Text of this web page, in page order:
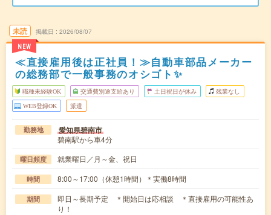
未読
NEW
掲載日 2026/08/07
≪直接雇用後は正社員！≫自動車部品メーカー
の総務部で一般事務のオシゴト✨
職種未経験OK 交通費別途支給あり 土日祝日が休み 残業なし
WEB登録OK 派遣
勤務地 愛知県碧南市
碧南駅から車4分
曜日頻度 就業曜日／月～金、祝日
時間 8:00～17:00（休憩1時間）＊実働8時間
期間
即日～長期予定 ＊開始日は応相談 ＊直接雇用の可能性あ
り！